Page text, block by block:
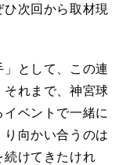
次回から取材現
として、この連
れまで、神宮球
ベントで一緒に
向かい合うのは
けてきたけれ